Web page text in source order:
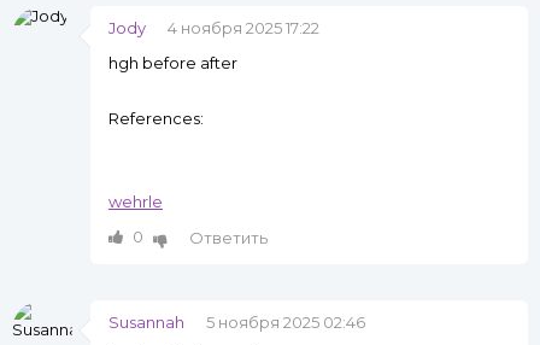
Jody
4 ноября 2025 17:22
hgh before after
References:
wehrle
0
Ответить
Susannah
5 ноября 2025 02:46